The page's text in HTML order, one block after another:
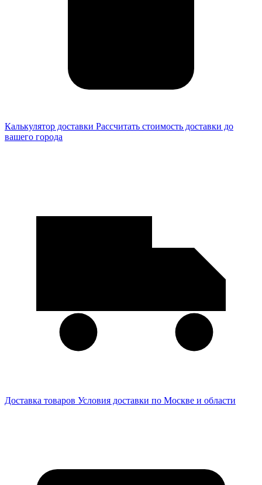
Калькулятор доставки Рассчитать стоимость доставки до
вашего города
Доставка товаров Условия доставки по Москве и области